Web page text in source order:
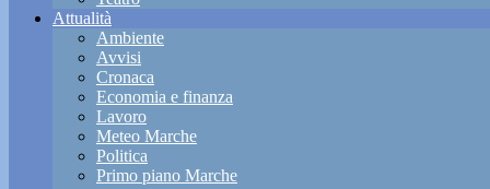
Attualità
Ambiente
Avvisi
Cronaca
Economia e finanza
Lavoro
Meteo Marche
Politica
Primo piano Marche